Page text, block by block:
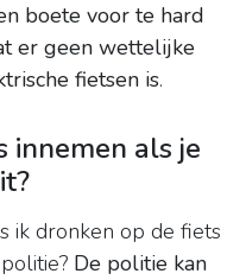
boete voor te hard
er geen wettelijke
fietsen is.
innemen als je
ik dronken op de fiets
De politie kan